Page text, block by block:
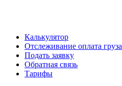
Калькулятор
Отслеживание оплата груза
Подать заявку
Обратная связь
Тарифы